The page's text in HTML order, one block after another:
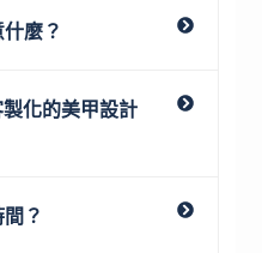
麼？
化的美甲設計
？